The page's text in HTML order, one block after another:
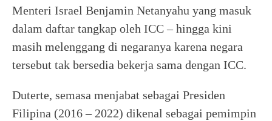
Menteri Israel Benjamin Netanyahu yang masuk
dalam daftar tangkap oleh ICC – hingga kini
masih melenggang di negaranya karena negara
tersebut tak bersedia bekerja sama dengan ICC.
Duterte, semasa menjabat sebagai Presiden
Filipina (2016 – 2022) dikenal sebagai pemimpin